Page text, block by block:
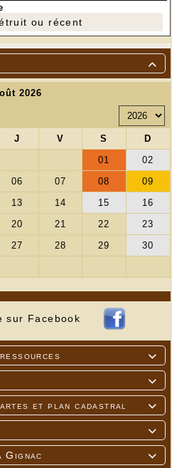

sur Facebook



et plan cadastral


Gignac
ou récent